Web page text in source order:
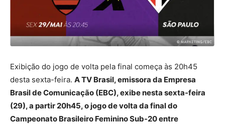
Exibição do jogo de volta pela final começa às 20h45
desta sexta-feira. A TV Brasil, emissora da Empresa
Brasil de Comunicação (EBC), exibe nesta sexta-feira
(29), a partir 20h45, o jogo de volta da final do
Campeonato Brasileiro Feminino Sub-20 entre